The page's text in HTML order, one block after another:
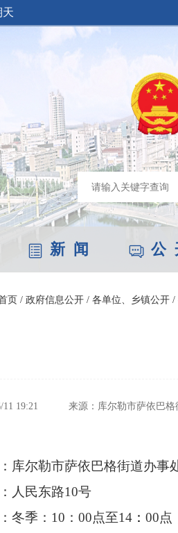
天
新 闻 公
页 / 政府信息公开 / 各单位、乡镇公开 /
19:21 来源：库尔勒市萨依巴格
库尔勒市萨依巴格街道办事
人民东路10号
冬季：10：00点至14 ：00点